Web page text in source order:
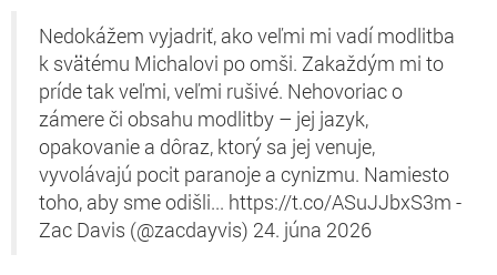
Nedokážem vyjadriť, ako veľmi mi vadí modlitba
k svätému Michalovi po omši. Zakaždým mi to
príde tak veľmi, veľmi rušivé. Nehovoriac o
zámere či obsahu modlitby – jej jazyk,
opakovanie a dôraz, ktorý sa jej venuje,
vyvolávajú pocit paranoje a cynizmu. Namiesto
toho, aby sme odišli... https://t.co/ASuJJbxS3m -
Zac Davis (@zacdayvis) 24. júna 2026